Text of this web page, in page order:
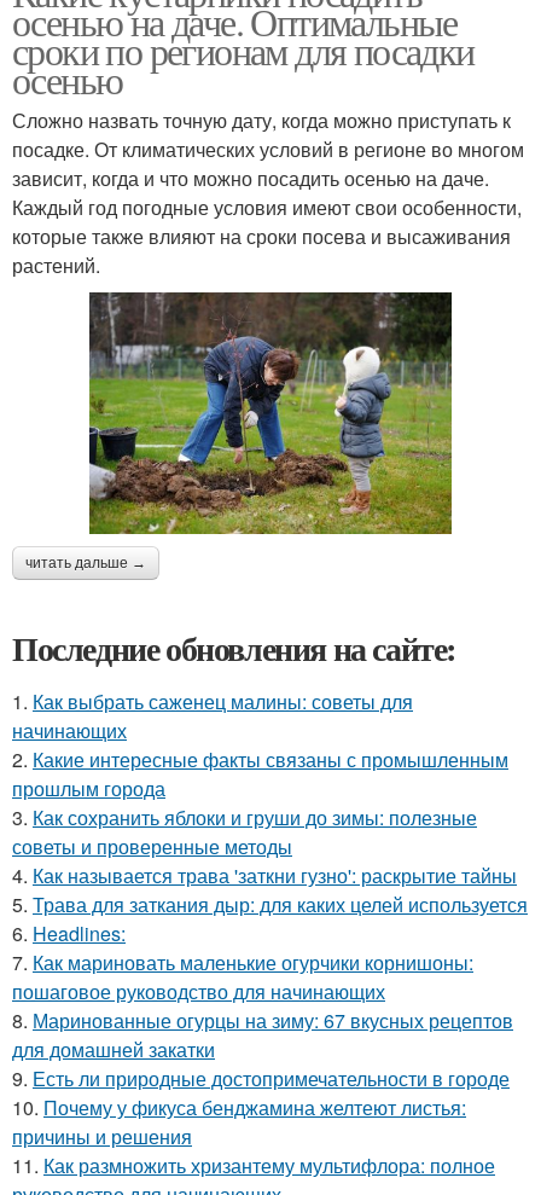
осенью на даче. Оптимальные
сроки по регионам для посадки
осенью
Сложно назвать точную дату, когда можно приступать к
посадке. От климатических условий в регионе во многом
зависит, когда и что можно посадить осенью на даче.
Каждый год погодные условия имеют свои особенности,
которые также влияют на сроки посева и высаживания
растений.
читать дальше →
Последние обновления на сайте:
1. Как выбрать саженец малины: советы для
начинающих
2. Какие интересные факты связаны с промышленным
прошлым города
3. Как сохранить яблоки и груши до зимы: полезные
советы и проверенные методы
4. Как называется трава 'заткни гузно': раскрытие тайны
5. Трава для заткания дыр: для каких целей используется
6. Headlines:
7. Как мариновать маленькие огурчики корнишоны:
пошаговое руководство для начинающих
8. Маринованные огурцы на зиму: 67 вкусных рецептов
для домашней закатки
9. Есть ли природные достопримечательности в городе
10. Почему у фикуса бенджамина желтеют листья:
причины и решения
11. Как размножить хризантему мультифлора: полное